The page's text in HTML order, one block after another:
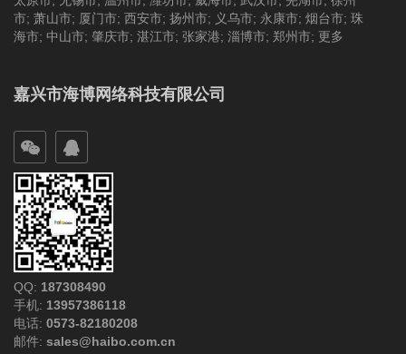
市; 萧山市; 厦门市; 西安市; 扬州市; 义乌市; 永康市; 烟台市; 珠
海市; 中山市; 肇庆市; 湛江市; 张家港; 淄博市; 郑州市; 更多
嘉兴市海博网络科技有限公司
QQ: 187308490
手机: 13957386118
电话: 0573-82180208
邮件: sales@haibo.com.cn